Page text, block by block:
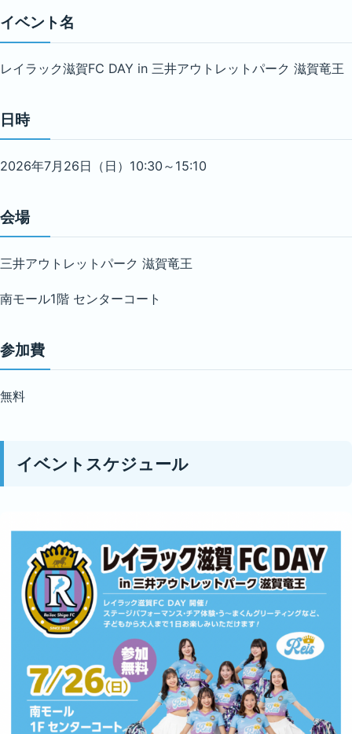
イベント名
レイラック滋賀FC DAY in 三井アウトレットパーク 滋賀竜王
日時
2026年7月26日（日）10:30～15:10
会場
三井アウトレットパーク 滋賀竜王
南モール1階 センターコート
参加費
無料
イベントスケジュール